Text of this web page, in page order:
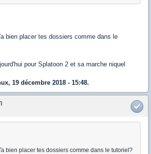
bien placer tes dossiers comme dans le
pour Splatoon 2 et sa marche niquel
19 décembre 2018 - 15:48.
bien placer tes dossiers comme dans le tutoriel?